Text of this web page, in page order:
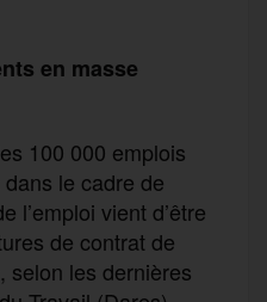
en masse
100 000 emplois
le cadre de
l’emploi vient d’être
de contrat de
selon les dernières